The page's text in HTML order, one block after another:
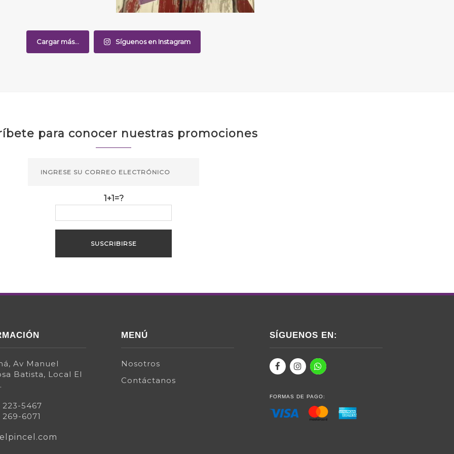
Cargar más... Síguenos en Instagram
para conocer nuestras promociones
1+1=?
Av Manuel
Batista, Local El
223-5467
6071
MENÚ
Nosotros
Contáctanos
SÍGUENOS EN:
FORMAS DE PAGO: